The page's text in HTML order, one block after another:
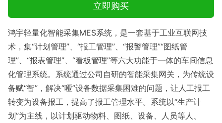
立即购买
鸿宇轻量化智能采集MES系统，是一套基于工业互联网技
术，集“计划管理”、“报工管理”、“报警管理”“图纸管
理”、“报表管理”、“看板管理”等六大功能于一体的车间信息
化管理系统。系统通过公司自研的智能采集网关，为传统设
备赋“智”，解决“哑”设备数据采集困难的问题，让人工报工
转变为设备报工，提高了报工管理水平。系统以“生产计
划”为主线，以计划驱动物料、图纸、设备、人员等人、